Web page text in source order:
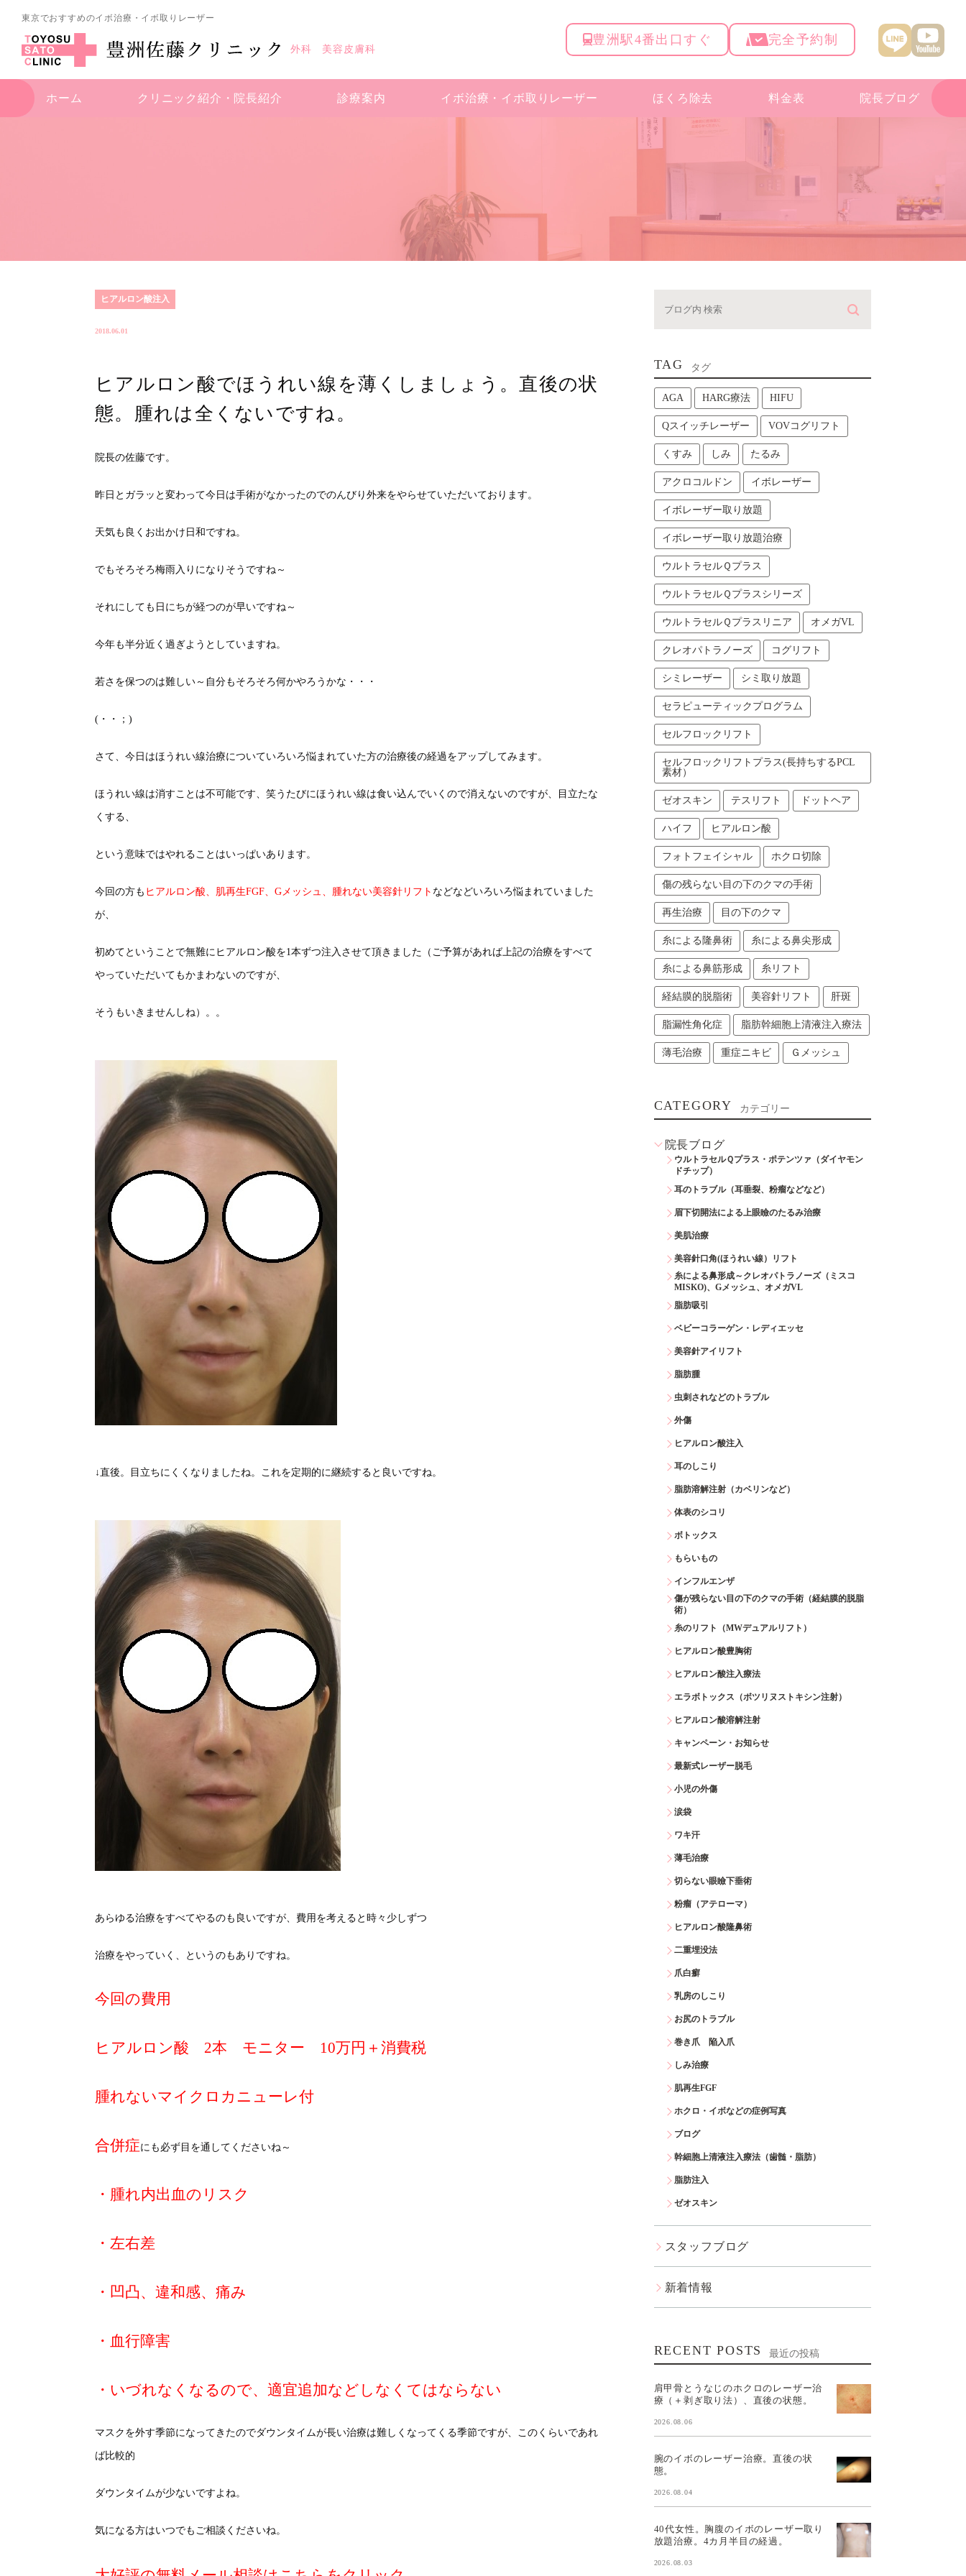
東京でおすすめのイボ治療・イボ取りレーザー
外科 美容皮膚科
豊洲駅4番出口すぐ 完全予約制
ホーム クリニック紹介・ 院長紹介 診療案内 イボ治療・ イボ取りレーザー ほくろ除去 料金表 院長ブログ
ヒアルロン酸注入
2018.06.01
ヒアルロン酸でほうれい線を薄くしましょう。直後の状
態。腫れは全くないですね。
院長の佐藤です。
昨日とガラッと変わって今日は手術がなかったのでのんびり外来をやらせていただいております。
天気も良くお出かけ日和ですね。
でもそろそろ梅雨入りになりそうですね～
それにしても日にちが経つのが早いですね～
今年も半分近く過ぎようとしていますね。
若さを保つのは難しい～自分もそろそろ何かやろうかな・・・
(・・；)
さて、今日はほうれい線治療についていろいろ悩まれていた方の治療後の経過をアップしてみます。
ほうれい線は消すことは不可能です、笑うたびにほうれい線は食い込んでいくので消えないのですが、目立たな
くする、
という意味ではやれることはいっぱいあります。
今回の方も ヒアルロン酸、肌再生FGF、Gメッシュ、腫れない美容針リフト などなどいろいろ悩まれていました
が、
初めてということで無難にヒアルロン酸を1本ずつ注入させて頂きました（ご予算があれば上記の治療をすべて
やっていただいてもかまわないのですが、
そうもいきませんしね）。。
↓直後。目立ちにくくなりましたね。これを定期的に継続すると良いですね。
あらゆる治療をすべてやるのも良いですが、費用を考えると時々少しずつ
治療をやっていく、というのもありですね。
今回の費用
ヒアルロン酸 2本 モニター 10万円＋消費税
腫れないマイクロカニューレ付
合併症にも必ず目を通してくださいね～
・腫れ内出血のリスク
・左右差
・凹凸、違和感、痛み
・血行障害
・いづれなくなるので、適宜追加などしなくてはならない
マスクを外す季節になってきたのでダウンタイムが長い治療は難しくなってくる季節ですが、このくらいであれ
ば比較的
ダウンタイムが少ないですよね。
気になる方はいつでもご相談くださいね。
TAG タグ
AGA HARG療法 HIFU
Qスイッチレーザー VOVコグリフト
くすみ しみ たるみ
アクロコルドン イボレーザー
イボレーザー取り放題
イボレーザー取り放題治療
ウルトラセルＱプラス
ウルトラセルＱプラスシリーズ
ウルトラセルＱプラスリニア オメガVL
クレオパトラノーズ コグリフト
シミレーザー シミ取り放題
セラピューティックプログラム
セルフロックリフト
セルフロックリフトプラス(長持ちするPCL
素材）
ゼオスキン テスリフト ドットヘア
ハイフ ヒアルロン酸
フォトフェイシャル ホクロ切除
傷の残らない目の下のクマの手術
再生治療 目の下のクマ
糸による隆鼻術 糸による鼻尖形成
糸による鼻筋形成 糸リフト
経結膜的脱脂術 美容針リフト 肝斑
脂漏性角化症 脂肪幹細胞上清液注入療法
薄毛治療 重症ニキビ Ｇメッシュ
CATEGORY カテゴリー
院長ブログ
ウルトラセルＱプラス・ポテンツァ（ダイヤモン
ドチップ）
耳のトラブル（耳垂裂、粉瘤などなど）
眉下切開法による上眼瞼のたるみ治療
美肌治療
美容針口角(ほうれい線）リフト
糸による鼻形成～クレオパトラノーズ（ミスコ
MISKO)、Gメッシュ、オメガVL
脂肪吸引
ベビーコラーゲン・レディエッセ
美容針アイリフト
脂肪腫
虫刺されなどのトラブル
外傷
ヒアルロン酸注入
耳のしこり
脂肪溶解注射（カベリンなど）
体表のシコリ
ボトックス
もらいもの
インフルエンザ
傷が残らない目の下のクマの手術（経結膜的脱脂
術）
糸のリフト（MWデュアルリフト）
ヒアルロン酸豊胸術
ヒアルロン酸注入療法
エラボトックス（ボツリヌストキシン注射）
ヒアルロン酸溶解注射
キャンペーン・お知らせ
最新式レーザー脱毛
小児の外傷
涙袋
ワキ汗
薄毛治療
切らない眼瞼下垂術
粉瘤（アテローマ）
ヒアルロン酸隆鼻術
二重埋没法
爪白癬
乳房のしこり
お尻のトラブル
巻き爪 陥入爪
しみ治療
肌再生FGF
ホクロ・イボなどの症例写真
ブログ
幹細胞上清液注入療法（歯髄・脂肪）
脂肪注入
ゼオスキン
スタッフブログ
新着情報
RECENT POSTS 最近の投稿
肩甲骨とうなじのホクロのレーザー治
療（＋剥ぎ取り法）、直後の状態。
2026.08.06
腕のイボのレーザー治療。直後の状
態。
2026.08.04
40代女性。胸腹のイボのレーザー取り
放題治療。4カ月半目の経過。
2026.08.03